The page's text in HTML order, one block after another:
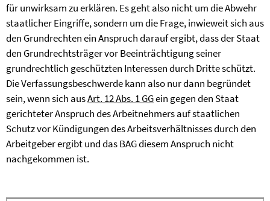
für unwirksam zu erklären. Es geht also nicht um die Abwehr
staatlicher Eingriffe, sondern um die Frage, inwieweit sich aus
den Grundrechten ein Anspruch darauf ergibt, dass der Staat
den Grundrechtsträger vor Beeinträchtigung seiner
grundrechtlich geschützten Interessen durch Dritte schützt.
Die Verfassungsbeschwerde kann also nur dann begründet
sein, wenn sich ausArt. 12 Abs. 1 GGein gegen den Staat
gerichteter Anspruch des Arbeitnehmers auf staatlichen
Schutz vor Kündigungen des Arbeitsverhältnisses durch den
Arbeitgeber ergibt und das BAG diesem Anspruch nicht
nachgekommen ist.